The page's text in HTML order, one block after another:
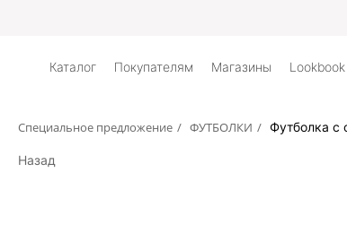
Каталог Покупателям Магазины Lookbook
Специальное предложение / ФУТБОЛКИ / Футболка с
Назад